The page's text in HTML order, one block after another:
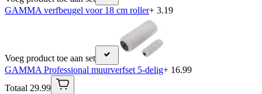
GAMMA verfbeugel voor 18 cm roller+ 3.19
Voeg product toe aan set
GAMMA Professional muurverfset 5-delig+ 16.99
Totaal 29.99